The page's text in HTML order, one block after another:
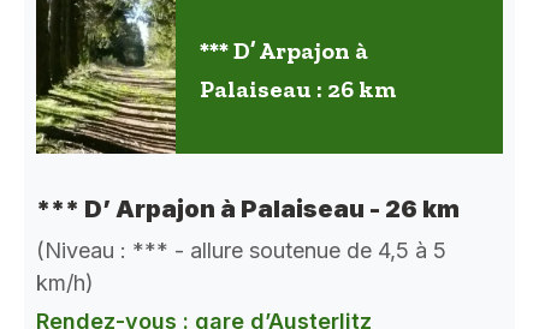
*** D’ Arpajon à
Palaiseau : 26 km
*** D’ Arpajon à Palaiseau - 26 km
(Niveau : *** - allure soutenue de 4,5 à 5
km/h)
Rendez-vous : gare d’Austerlitz